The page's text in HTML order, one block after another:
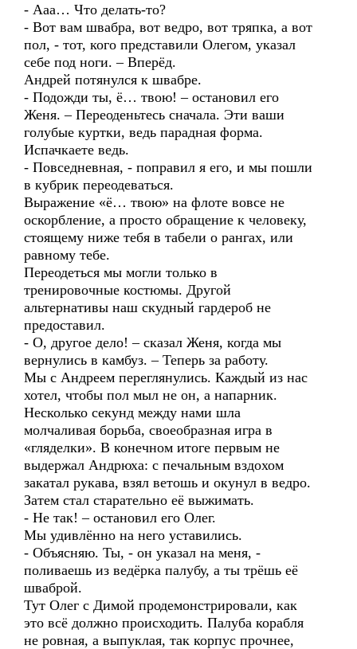
- Ааа… Что делать-то?
- Вот вам швабра, вот ведро, вот тряпка, а вот
пол, - тот, кого представили Олегом, указал
себе под ноги. – Вперёд.
Андрей потянулся к швабре.
- Подожди ты, ё… твою! – остановил его
Женя. – Переоденьтесь сначала. Эти ваши
голубые куртки, ведь парадная форма.
Испачкаете ведь.
- Повседневная, - поправил я его, и мы пошли
в кубрик переодеваться.
Выражение «ё… твою» на флоте вовсе не
оскорбление, а просто обращение к человеку,
стоящему ниже тебя в табели о рангах, или
равному тебе.
Переодеться мы могли только в
тренировочные костюмы. Другой
альтернативы наш скудный гардероб не
предоставил.
- О, другое дело! – сказал Женя, когда мы
вернулись в камбуз. – Теперь за работу.
Мы с Андреем переглянулись. Каждый из нас
хотел, чтобы пол мыл не он, а напарник.
Несколько секунд между нами шла
молчаливая борьба, своеобразная игра в
«гляделки». В конечном итоге первым не
выдержал Андрюха: с печальным вздохом
закатал рукава, взял ветошь и окунул в ведро.
Затем стал старательно её выжимать.
- Не так! – остановил его Олег.
Мы удивлённо на него уставились.
- Объясняю. Ты, - он указал на меня, -
поливаешь из ведёрка палубу, а ты трёшь её
шваброй.
Тут Олег с Димой продемонстрировали, как
это всё должно происходить. Палуба корабля
не ровная, а выпуклая, так корпус прочнее,